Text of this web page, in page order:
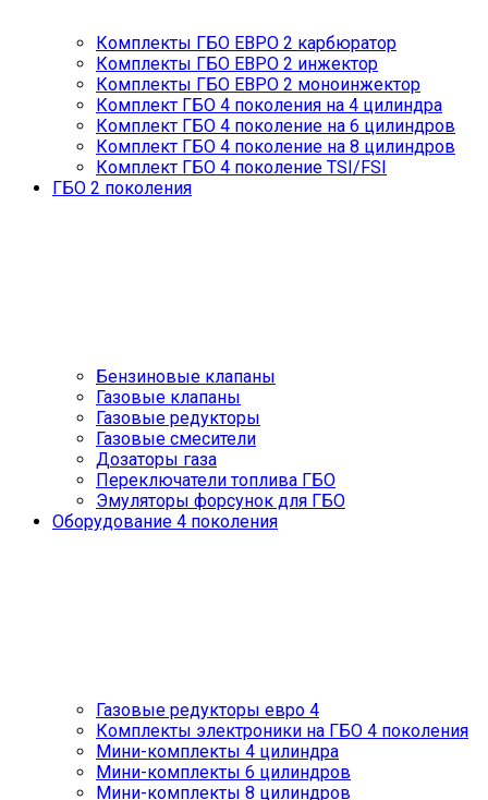
Комплекты ГБО ЕВРО 2 карбюратор
Комплекты ГБО ЕВРО 2 инжектор
Комплекты ГБО ЕВРО 2 моноинжектор
Комплект ГБО 4 поколения на 4 цилиндра
Комплект ГБО 4 поколение на 6 цилиндров
Комплект ГБО 4 поколение на 8 цилиндров
Комплект ГБО 4 поколение TSI/FSI
ГБО 2 поколения
Бензиновые клапаны
Газовые клапаны
Газовые редукторы
Газовые смесители
Дозаторы газа
Переключатели топлива ГБО
Эмуляторы форсунок для ГБО
Оборудование 4 поколения
Газовые редукторы евро 4
Комплекты электроники на ГБО 4 поколения
Мини-комплекты 4 цилиндра
Мини-комплекты 6 цилиндров
Мини-комплекты 8 цилиндров